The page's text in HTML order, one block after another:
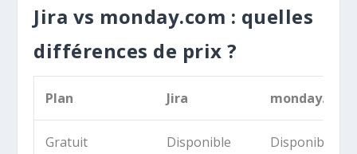
Jira vs monday.com : quelles
différences de prix ?
Plan Jira monday.com
Gratuit
Disponible
Disponible